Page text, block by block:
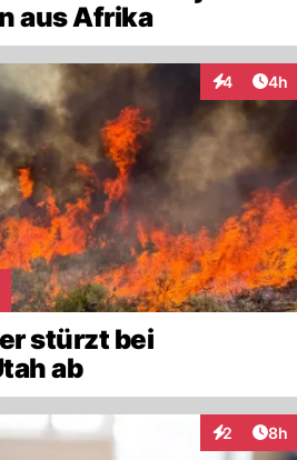
aus Afrika
4 4h
stürzt bei
ab
2 8h